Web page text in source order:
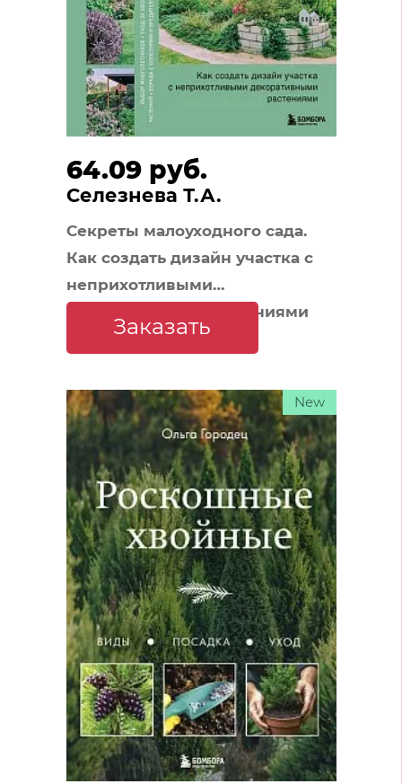
64.09 руб.
Селезнева Т.А.
Секреты малоуходного сада.
Как создать дизайн участка с
неприхотливыми
декоративными растениями
Заказать
New